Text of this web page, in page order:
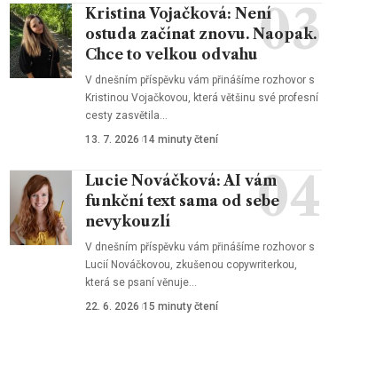
Kristina Vojačková: Není
ostuda začínat znovu. Naopak.
Chce to velkou odvahu
V dnešním příspěvku vám přinášíme rozhovor s
Kristinou Vojačkovou, která většinu své profesní
cesty zasvětila…
13. 7. 2026 14 minuty čtení
Lucie Nováčková: AI vám
funkční text sama od sebe
nevykouzlí
V dnešním příspěvku vám přinášíme rozhovor s
Lucií Nováčkovou, zkušenou copywriterkou,
která se psaní věnuje…
22. 6. 2026 15 minuty čtení